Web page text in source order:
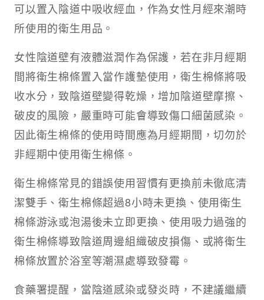
可以置入陰道中吸收經血，作為女性月經來潮時
所使用的衛生用品。
女性陰道壁有液體滋潤作為保護，若在非月經期
間將衛生棉條置入當作護墊使用，衛生棉條將吸
收水分，致陰道壁變得乾燥，增加陰道壁摩擦、
破皮的風險，嚴重時可能會導致傷口細菌感染。
因此衛生棉條的使用時間應為月經期間，切勿於
非經期中使用衛生棉條。
衛生棉條常見的錯誤使用習慣有更換前未徹底清
潔雙手、衛生棉條超過8小時未更換、使用衛生
棉條游泳或泡湯後未立即更換、使用吸力過強的
衛生棉條導致陰道周邊組織破皮損傷、或將衛生
棉條放置於浴室等潮濕處導致發霉。
食藥署提醒，當陰道感染或發炎時，不建議繼續